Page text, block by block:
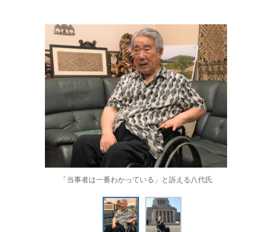
「当事者は一番わかっている」と訴える八代氏